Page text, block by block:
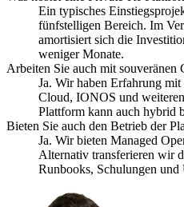
Ein typisches
fünfstelligen Bereich. Im
amortisiert sich die
weniger Monate.
Arbeiten Sie auch mit souveränen
Ja. Wir haben Erfahrung
Cloud, IONOS und
Plattform kann auch hybrid
Bieten Sie auch den Betrieb der
Ja. Wir bieten Managed
Alternativ transferieren wir
Runbooks, Schulungen und